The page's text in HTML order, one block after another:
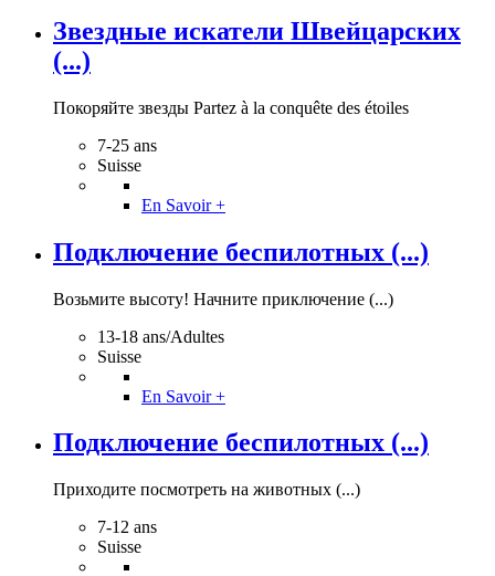
Звездные искатели Швейцарских
(...)
Покоряйте звезды Partez à la conquête des étoiles
7-25 ans
Suisse
En Savoir +
Подключение беспилотных (...)
Возьмите высоту! Начните приключение (...)
13-18 ans/Adultes
Suisse
En Savoir +
Подключение беспилотных (...)
Приходите посмотреть на животных (...)
7-12 ans
Suisse